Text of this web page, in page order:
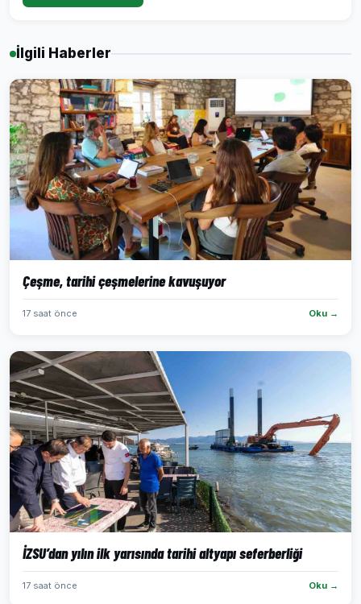
İlgili Haberler
Çeşme, tarihi çeşmelerine kavuşuyor
17 saat önce Oku →
İZSU’dan yılın ilk yarısında tarihi altyapı seferberliği
17 saat önce Oku →